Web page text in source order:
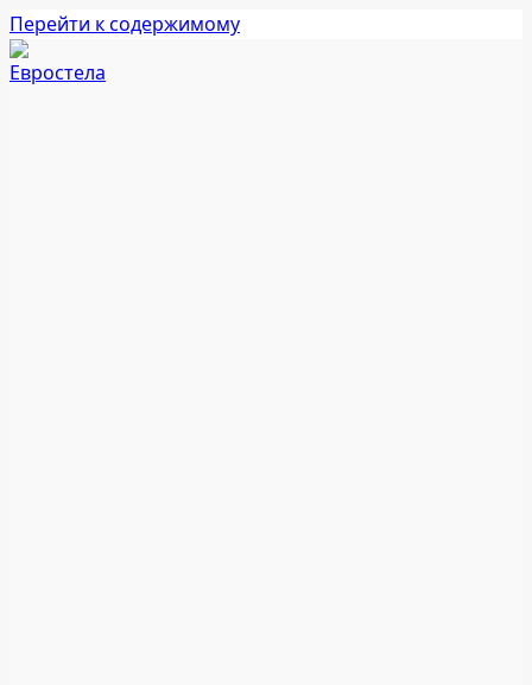
Перейти к содержимому